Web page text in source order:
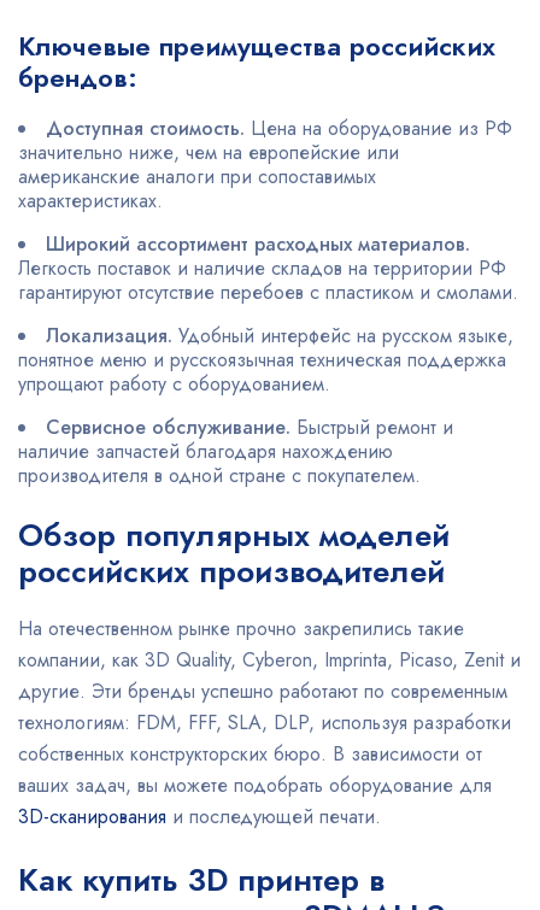
Ключевые преимущества российских
брендов:
Доступная стоимость. Цена на оборудование из РФ
значительно ниже, чем на европейские или
американские аналоги при сопоставимых
характеристиках.
Широкий ассортимент расходных материалов.
Легкость поставок и наличие складов на территории РФ
гарантируют отсутствие перебоев с пластиком и смолами.
Локализация. Удобный интерфейс на русском языке,
понятное меню и русскоязычная техническая поддержка
упрощают работу с оборудованием.
Сервисное обслуживание. Быстрый ремонт и
наличие запчастей благодаря нахождению
производителя в одной стране с покупателем.
Обзор популярных моделей
российских производителей
На отечественном рынке прочно закрепились такие
компании, как 3D Quality, Cyberon, Imprinta, Picaso, Zenit и
другие. Эти бренды успешно работают по современным
технологиям: FDM, FFF, SLA, DLP, используя разработки
собственных конструкторских бюро. В зависимости от
ваших задач, вы можете подобрать оборудование для
3D-сканирования и последующей печати.
Как купить 3D принтер в